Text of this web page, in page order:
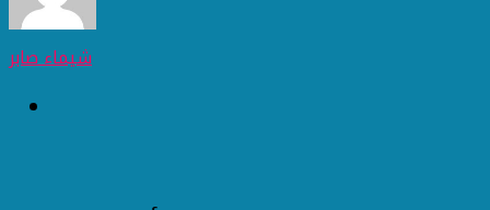
شيماء صابر